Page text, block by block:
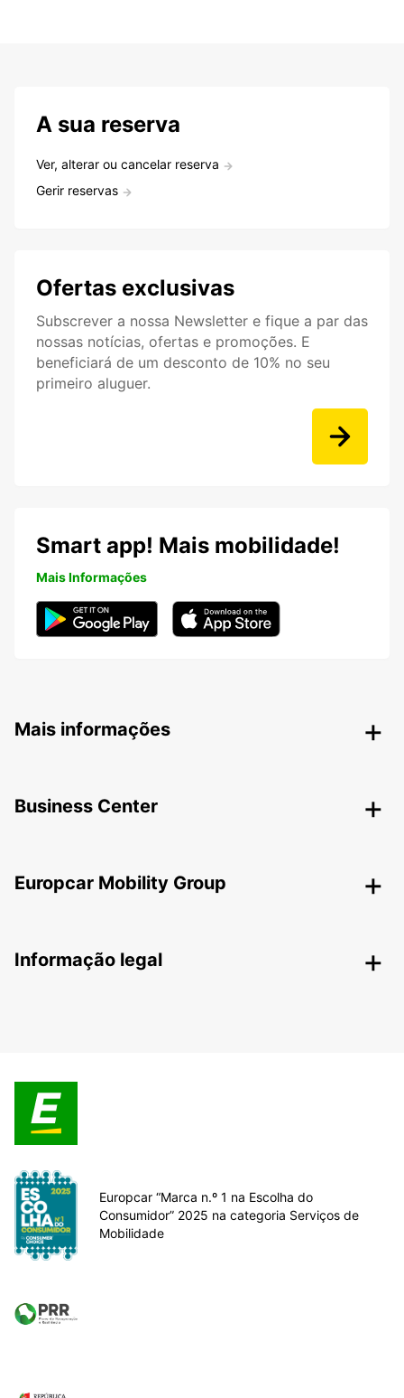
A sua reserva
Ver, alterar ou cancelar reserva
Gerir reservas
Ofertas exclusivas
Subscrever a nossa Newsletter e fique a par das
nossas notícias, ofertas e promoções. E
beneficiará de um desconto de 10% no seu
primeiro aluguer.
Smart app! Mais mobilidade!
Mais Informações
Mais informações
Business Center
Europcar Mobility Group
Informação legal
Europcar “Marca n.º 1 na Escolha do
Consumidor” 2025 na categoria Serviços de
Mobilidade